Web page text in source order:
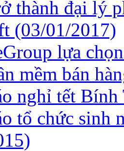
thành đại lý
(03/01/2017)
lựa
mềm bán
nghỉ tết Bính
tổ chức sinh